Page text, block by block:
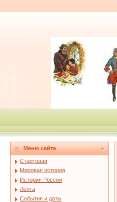
Меню сайта
Стартовая
Мировая история
История России
Лента
События и даты